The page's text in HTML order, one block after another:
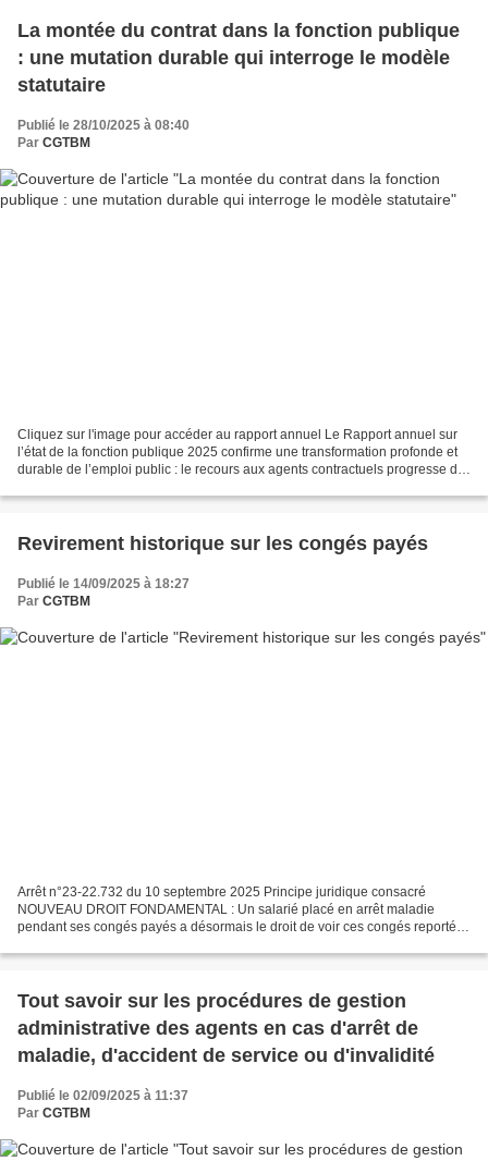
La montée du contrat dans la fonction publique
: une mutation durable qui interroge le modèle
statutaire
Publié le 28/10/2025 à 08:40
Par CGTBM
Cliquez sur l'image pour accéder au rapport annuel Le Rapport annuel sur
l’état de la fonction publique 2025 confirme une transformation profonde et
durable de l’emploi public : le recours aux agents contractuels progresse de
Revirement historique sur les congés payés
Publié le 14/09/2025 à 18:27
Par CGTBM
Arrêt n°23-22.732 du 10 septembre 2025 Principe juridique consacré
NOUVEAU DROIT FONDAMENTAL : Un salarié placé en arrêt maladie
pendant ses congés payés a désormais le droit de voir ces congés reportés,
Tout savoir sur les procédures de gestion
administrative des agents en cas d'arrêt de
maladie, d'accident de service ou d'invalidité
Publié le 02/09/2025 à 11:37
Par CGTBM